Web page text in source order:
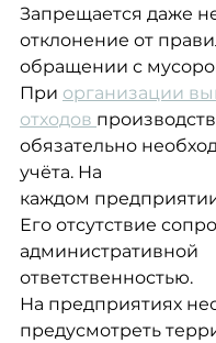
Запрещается даже
отклонение от
обращении с
При организации
отходов
обязательно
учёта. На
каждом
Его отсутствие
административной
ответственностью.
На предприятиях
предусмотреть